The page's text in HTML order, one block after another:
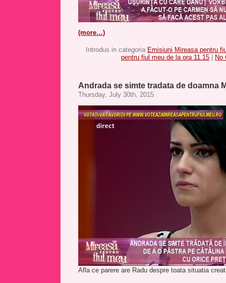
(more…)
Introdus in categoria Emisiuni Mireasa pentru
pentru fiul meu de la ora 11.15
No
Andrada se simte tradata de doamna
Thursday, July 30th, 2015
Afla ce parere are Radu despre toata situatia